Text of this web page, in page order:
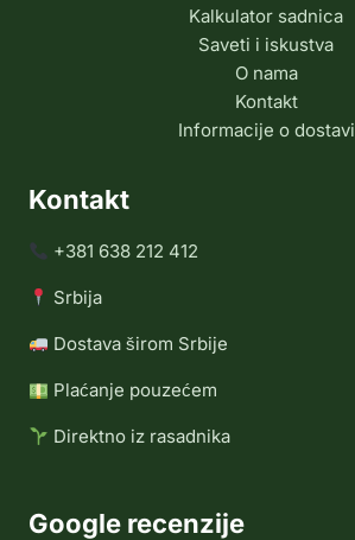
Kalkulator sadnica
Saveti i iskustva
O nama
Kontakt
Informacije o dostavi
Kontakt
+381 638 212 412
Srbija
Dostava širom Srbije
Plaćanje pouzećem
Direktno iz rasadnika
Google recenzije